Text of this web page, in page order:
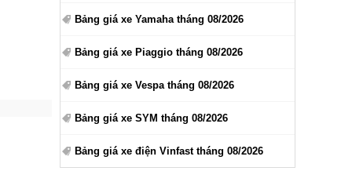
Bảng giá xe Yamaha tháng 08/2026
Bảng giá xe Piaggio tháng 08/2026
Bảng giá xe Vespa tháng 08/2026
Bảng giá xe SYM tháng 08/2026
Bảng giá xe điện Vinfast tháng 08/2026